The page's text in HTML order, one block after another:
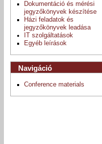
Dokumentáció és mérési
jegyzőkönyvek készítése
Házi feladatok és
jegyzőkönyvek leadása
IT szolgáltatások
Egyéb leírások
Navigáció
Conference materials